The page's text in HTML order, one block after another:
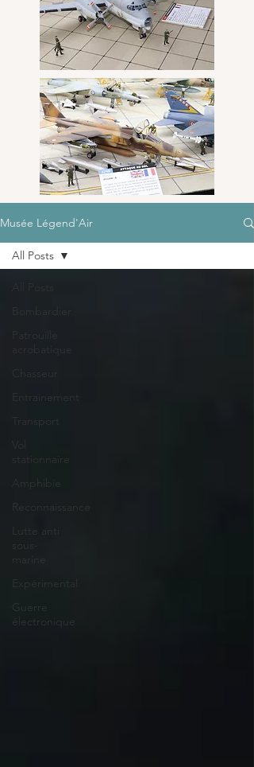
Musée Légend'Air
Bombardier
acrobatique
Entrainement
Transport
stationnaire
Amphibie
Reconnaissance
Lutte anti
marine
Expérimental
Guerre
électronique
All Posts